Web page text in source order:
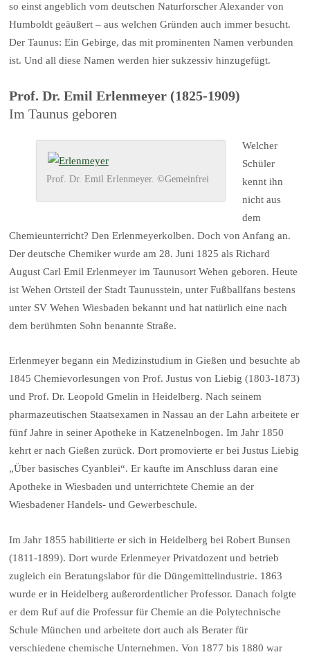
so einst angeblich vom deutschen Naturforscher Alexander von
Humboldt geäußert – aus welchen Gründen auch immer besucht.
Der Taunus: Ein Gebirge, das mit prominenten Namen verbunden
ist. Und all diese Namen werden hier sukzessiv hinzugefügt.
Prof. Dr. Emil Erlenmeyer (1825-1909)
Im Taunus geboren
Prof. Dr. Emil Erlenmeyer. ©Gemeinfrei
Welcher
Schüler
kennt ihn
nicht aus
dem
Chemieunterricht? Den Erlenmeyerkolben. Doch von Anfang an.
Der deutsche Chemiker wurde am 28. Juni 1825 als Richard
August Carl Emil Erlenmeyer im Taunusort Wehen geboren. Heute
ist Wehen Ortsteil der Stadt Taunusstein, unter Fußballfans bestens
unter SV Wehen Wiesbaden bekannt und hat natürlich eine nach
dem berühmten Sohn benannte Straße.
Erlenmeyer begann ein Medizinstudium in Gießen und besuchte ab
1845 Chemievorlesungen von Prof. Justus von Liebig (1803-1873)
und Prof. Dr. Leopold Gmelin in Heidelberg. Nach seinem
pharmazeutischen Staatsexamen in Nassau an der Lahn arbeitete er
fünf Jahre in seiner Apotheke in Katzenelnbogen. Im Jahr 1850
kehrt er nach Gießen zurück. Dort promovierte er bei Justus Liebig
„Über basisches Cyanblei“. Er kaufte im Anschluss daran eine
Apotheke in Wiesbaden und unterrichtete Chemie an der
Wiesbadener Handels- und Gewerbeschule.
Im Jahr 1855 habilitierte er sich in Heidelberg bei Robert Bunsen
(1811-1899). Dort wurde Erlenmeyer Privatdozent und betrieb
zugleich ein Beratungslabor für die Düngemittelindustrie. 1863
wurde er in Heidelberg außerordentlicher Professor. Danach folgte
er dem Ruf auf die Professur für Chemie an die Polytechnische
Schule München und arbeitete dort auch als Berater für
verschiedene chemische Unternehmen. Von 1877 bis 1880 war